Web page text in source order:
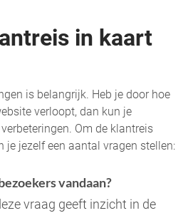
in kaart
is belangrijk. Heb je door hoe
verloopt, dan kun je
Om de klantreis
je jezelf een aantal vragen stellen:
vandaan?
vraag geeft inzicht in de